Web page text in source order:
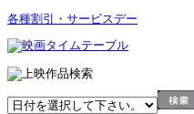
各種割引・サービスデー